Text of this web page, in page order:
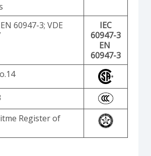
60947-3; VDE
IEC
60947-3
EN
60947-3
Register of